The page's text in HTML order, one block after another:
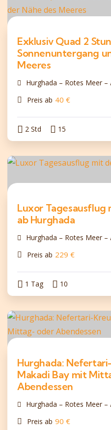
Exklusiv Quad 2
Sonnenuntergang
Meeres
Hurghada – Rotes Meer –
Preis ab 40 €
2 Std 15
Luxor Tagesausflug
ab Hurghada
Hurghada – Rotes Meer –
Preis ab 229 €
1 Tag 10
Hurghada:
Makadi Bay mit
Abendessen
Hurghada – Rotes Meer –
Preis ab 90 €